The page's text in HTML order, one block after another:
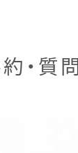
・質問